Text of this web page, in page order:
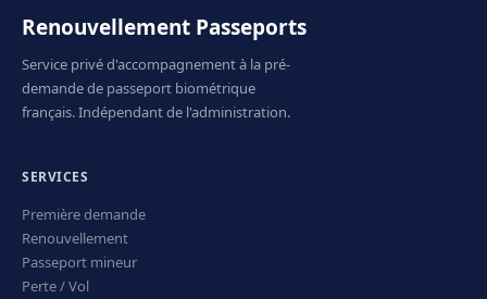
Renouvellement Passeports
Service privé d'accompagnement à la pré-
demande de passeport biométrique
français. Indépendant de l'administration.
SERVICES
Première demande
Renouvellement
Passeport mineur
Perte / Vol